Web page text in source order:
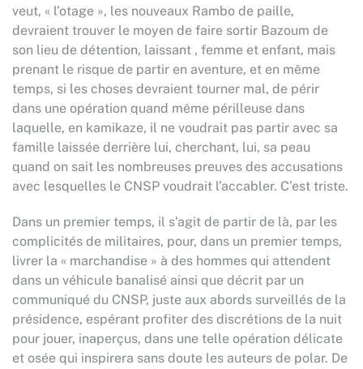
veut, « l’otage », les nouveaux Rambo de paille,
devraient trouver le moyen de faire sortir Bazoum de
son lieu de détention, laissant , femme et enfant, mais
prenant le risque de partir en aventure, et en même
temps, si les choses devraient tourner mal, de périr
dans une opération quand même périlleuse dans
laquelle, en kamikaze, il ne voudrait pas partir avec sa
famille laissée derrière lui, cherchant, lui, sa peau
quand on sait les nombreuses preuves des accusations
avec lesquelles le CNSP voudrait l’accabler. C’est triste.
Dans un premier temps, il s’agit de partir de là, par les
complicités de militaires, pour, dans un premier temps,
livrer la « marchandise » à des hommes qui attendent
dans un véhicule banalisé ainsi que décrit par un
communiqué du CNSP, juste aux abords surveillés de la
présidence, espérant profiter des discrétions de la nuit
pour jouer, inaperçus, dans une telle opération délicate
et osée qui inspirera sans doute les auteurs de polar. De